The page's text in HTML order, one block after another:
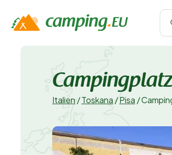
Italien/Toskana /Pisa /